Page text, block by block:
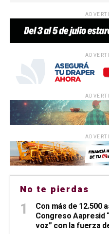
No te pierdas
Con más de 12.500
Congreso Aapresid
voz” con la fuerza